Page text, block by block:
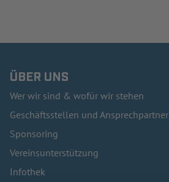
ÜBER UNS
Wer wir sind & wofür wir stehen
Geschäftsstellen und Ansprechpartner
Sponsoring
Vereinsunterstützung
Infothek